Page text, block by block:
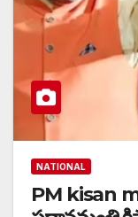
NATIONAL
PM kisan